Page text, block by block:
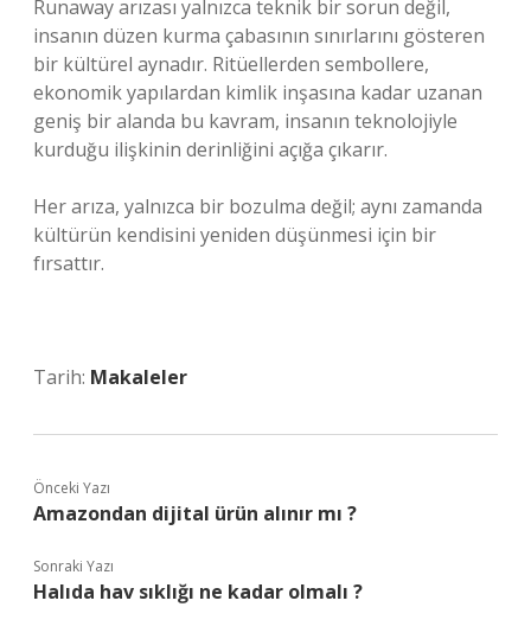
Runaway arızası yalnızca teknik bir sorun değil,
insanın düzen kurma çabasının sınırlarını gösteren
bir kültürel aynadır. Ritüellerden sembollere,
ekonomik yapılardan kimlik inşasına kadar uzanan
geniş bir alanda bu kavram, insanın teknolojiyle
kurduğu ilişkinin derinliğini açığa çıkarır.
Her arıza, yalnızca bir bozulma değil; aynı zamanda
kültürün kendisini yeniden düşünmesi için bir
fırsattır.
Tarih: Makaleler
Önceki Yazı
Amazondan dijital ürün alınır mı ?
Sonraki Yazı
Halıda hav sıklığı ne kadar olmalı ?